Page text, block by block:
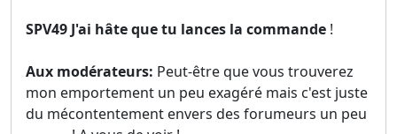
SPV49 J'ai hâte que tu lances la commande !
Aux modérateurs: Peut-être que vous trouverez
mon emportement un peu exagéré mais c'est juste
du mécontentement envers des forumeurs un peu